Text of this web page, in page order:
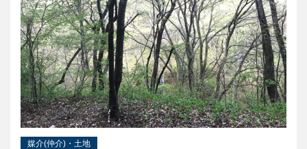
媒介(仲介)・土地